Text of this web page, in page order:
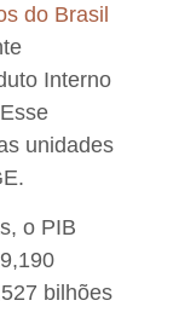
do Brasil
Interno
Esse
unidades
o PIB
bilhões